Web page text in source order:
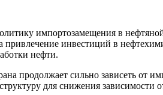
импортозамещения в
инвестиций в
нефти.
продолжает сильно зависеть от
для снижения